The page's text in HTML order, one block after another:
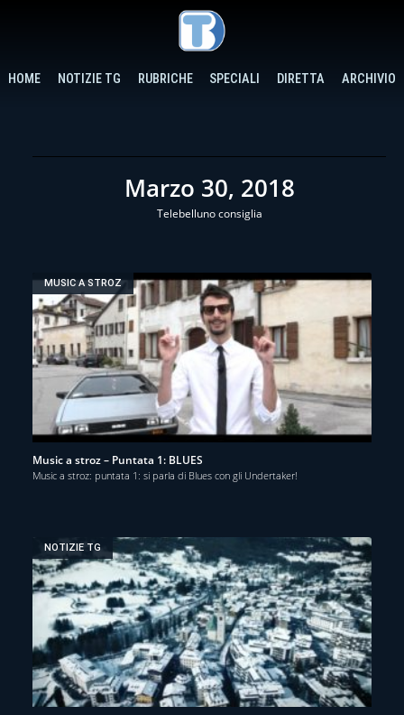
HOME NOTIZIE TG RUBRICHE SPECIALI DIRETTA ARCHIVIO
Marzo 30, 2018
Telebelluno consiglia
MUSIC A STROZ
Music a stroz – Puntata 1: BLUES
Music a stroz: puntata 1: si parla di Blues con gli Undertaker!
NOTIZIE TG